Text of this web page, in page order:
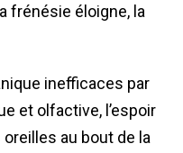
frénésie éloigne, la
inefficaces par
et olfactive, l’espoir
au bout de la